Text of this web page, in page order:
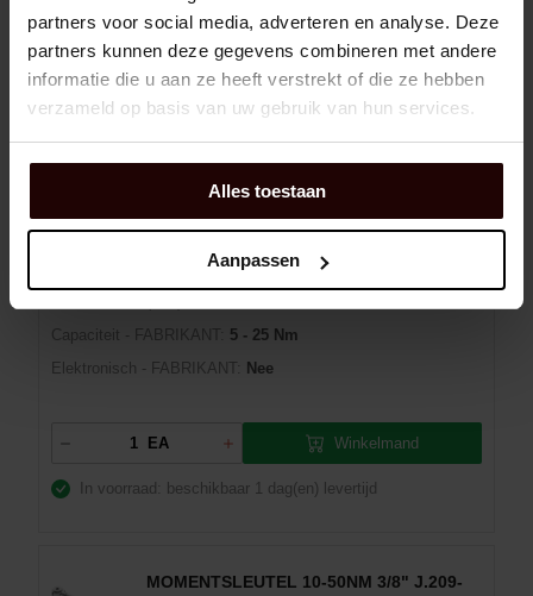
partners voor social media, adverteren en analyse. Deze
partners kunnen deze gegevens combineren met andere
informatie die u aan ze heeft verstrekt of die ze hebben
verzameld op basis van uw gebruik van hun services.
Alles toestaan
Aanpassen
MOMENTSLEUTEL+RATEL 1/4" R.208-
25PB(5-25NM)FACO
EAN: 3148517594210
Fabrikant art.nr:: R.208-25PB
Aansluitmaat - FABRIKANT: 1/4"
Capaciteit - FABRIKANT: 5 - 25 Nm
Elektronisch - FABRIKANT:
Nee
EA Winkelmand
In voorraad: beschikbaar 1 dag(en) levertijd
MOMENTSLEUTEL 10-50NM 3/8" J.209-